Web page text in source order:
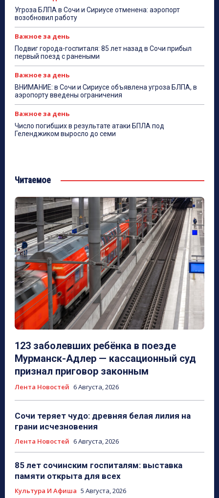
Угроза БЛПА в Сочи и Сириусе отменена: аэропорт
возобновил работу
Важное за день
Подвиг города-госпиталя: 85 лет назад в Сочи прибыл
первый поезд с ранеными
Важное за день
ВНИМАНИЕ: в Сочи и Сириусе объявлена угроза БЛПА, в
аэропорту введены ограничения
Важное за день
Число погибших в результате атаки БПЛА под
Геленджиком выросло до семи
Читаемое
123 заболевших ребёнка в поезде
Мурманск-Адлер — кассационный суд
признал приговор законным
Лента Новостей 6 Августа, 2026
Сочи теряет чудо: древняя белая лилия на
грани исчезновения
Лента Новостей 6 Августа, 2026
85 лет сочинским госпиталям: выставка
памяти открыта для всех
Культура И Афиша 5 Августа, 2026